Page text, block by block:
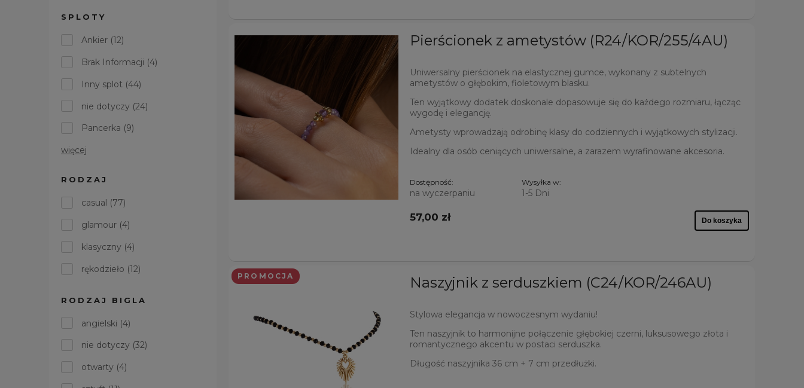
SPLOTY
Ankier (12)
Brak Informacji (4)
Inny splot (44)
nie dotyczy (24)
Pancerka (9)
więcej
RODZAJ
casual (77)
glamour (4)
klasyczny (4)
rękodzieło (12)
RODZAJ BIGLA
angielski (4)
nie dotyczy (32)
otwarty (4)
Pierścionek z ametystów (R24/KOR/255/4AU)
Uniwersalny pierścionek na elastycznej gumce, wykonany z subtelnych
ametystów o głębokim, fioletowym blasku.
Ten wyjątkowy dodatek doskonale dopasowuje się do każdego rozmiaru, łącząc
wygodę i elegancję.
Ametysty wprowadzają odrobinę klasy do codziennych i wyjątkowych stylizacji.
Idealny dla osób ceniących uniwersalne, a zarazem wyrafinowane akcesoria.
Dostępność:
na wyczerpaniu
Wysyłka w:
1-5 Dni
57,00 zł Do koszyka
Naszyjnik z serduszkiem (C24/KOR/246AU)
Stylowa elegancja w nowoczesnym wydaniu!
Ten naszyjnik to harmonijne połączenie głębokiej czerni, luksusowego złota i
romantycznego akcentu w postaci serduszka.
Długość naszyjnika 36 cm + 7 cm przedłużki.
PROMOCJA